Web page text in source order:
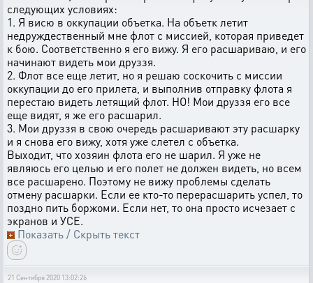
следующих условиях:
1. Я висю в оккупации объетка. На объетк летит
недруждественный мне флот с миссией, которая приведет
к бою. Соответственно я его вижу. Я его расшариваю, и его
начинают видеть мои друззя.
2. Флот все еще летит, но я решаю соскочить с миссии
оккупации до его прилета, и выполнив отправку флота я
перестаю видеть летящий флот. НО! Мои друззя его все
еще видят, я же его расшарил.
3. Мои друззя в свою очередь расшаривают эту расшарку
и я снова его вижу, хотя уже слетел с объетка.
Выходит, что хозяин флота его не шарил. Я уже не
являюсь его целью и его полет не должен видеть, но всем
все расшарено. Поэтому не вижу проблемы сделать
отмену расшарки. Если ее кто-то перерасшарить успел, то
поздно пить боржоми. Если нет, то она просто исчезает с
экранов и УСЕ.
Показать / Скрыть текст
21 Сентября 2020 13:02:26